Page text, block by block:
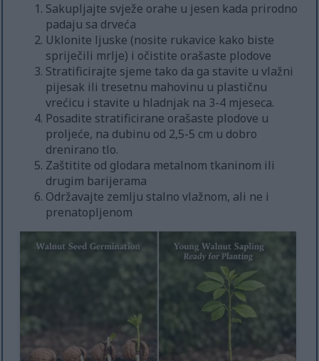
Sakupljajte svježe orahe u jesen kada prirodno
padaju sa drveća
Uklonite ljuske (nosite rukavice kako biste
spriječili mrlje) i očistite orašaste plodove
Stratificirajte sjeme tako da ga stavite u vlažni
pijesak ili tresetnu mahovinu u plastičnu
vrećicu i stavite u hladnjak na 3-4 mjeseca.
Posadite stratificirane orašaste plodove u
proljeće, na dubinu od 2,5-5 cm u dobro
drenirano tlo.
Zaštitite od glodara metalnom tkaninom ili
drugim barijerama
Održavajte zemlju stalno vlažnom, ali ne i
prenatopljenom